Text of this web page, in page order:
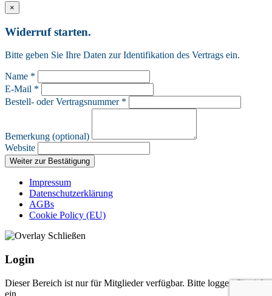
×
Widerruf starten.
Bitte geben Sie Ihre Daten zur Identifikation des Vertrags ein.
Name *
E-Mail *
Bestell- oder Vertragsnummer *
Bemerkung (optional)
Website
Weiter zur Bestätigung
Impressum
Datenschutzerklärung
AGBs
Cookie Policy (EU)
Login
Dieser Bereich ist nur für Mitglieder verfügbar. Bitte loggen Sie sich
ein.